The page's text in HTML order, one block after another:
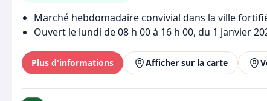
Marché hebdomadaire convivial dans la ville
Ouvert le lundi de 08 h 00 à 16 h 00, du 1 janvier
Plus d'informations Afficher sur la carte